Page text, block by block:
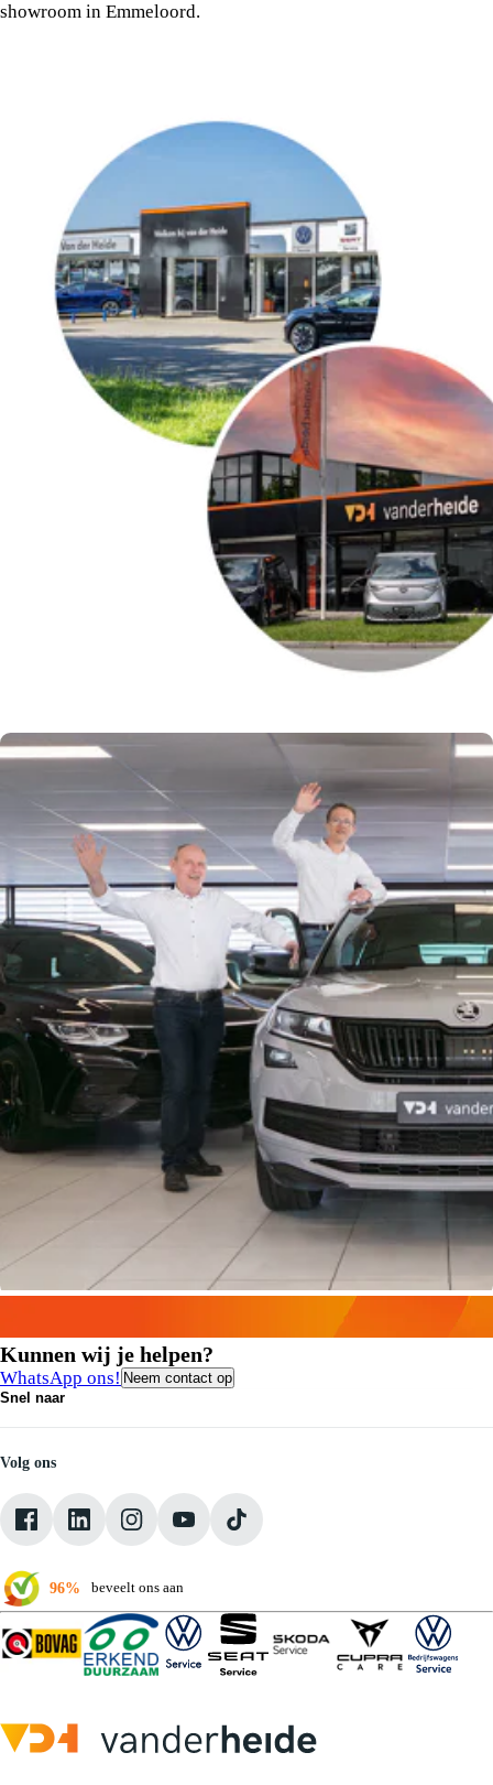
showroom in Emmeloord.
Kunnen wij je helpen?
WhatsApp ons! Neem contact op
Snel naar
Medewerkers
Onze servicebeloften
Pechhulp
Klantbeoordelingen
Verkoopvoorwaarden
Volg ons
96% beveelt ons aan